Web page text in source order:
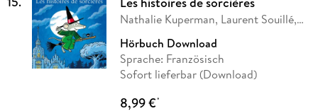
Nathalie Kuperman, Laurent Souillé,
Hörbuch Download
Sprache: Französisch
Sofort lieferbar (Download)
8,99 €*